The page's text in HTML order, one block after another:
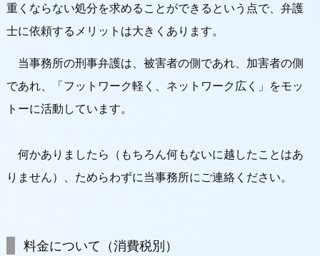
重くならない処分を求めることができるという点で、弁護
士に依頼するメリットは大きくあります。
当事務所の刑事弁護は、被害者の側であれ、加害者の側
であれ、「フットワーク軽く、ネットワーク広く」をモッ
トーに活動しています。
何かありましたら（もちろん何もないに越したことはあ
りません）、ためらわずに当事務所にご連絡ください。
料金について（消費税別）